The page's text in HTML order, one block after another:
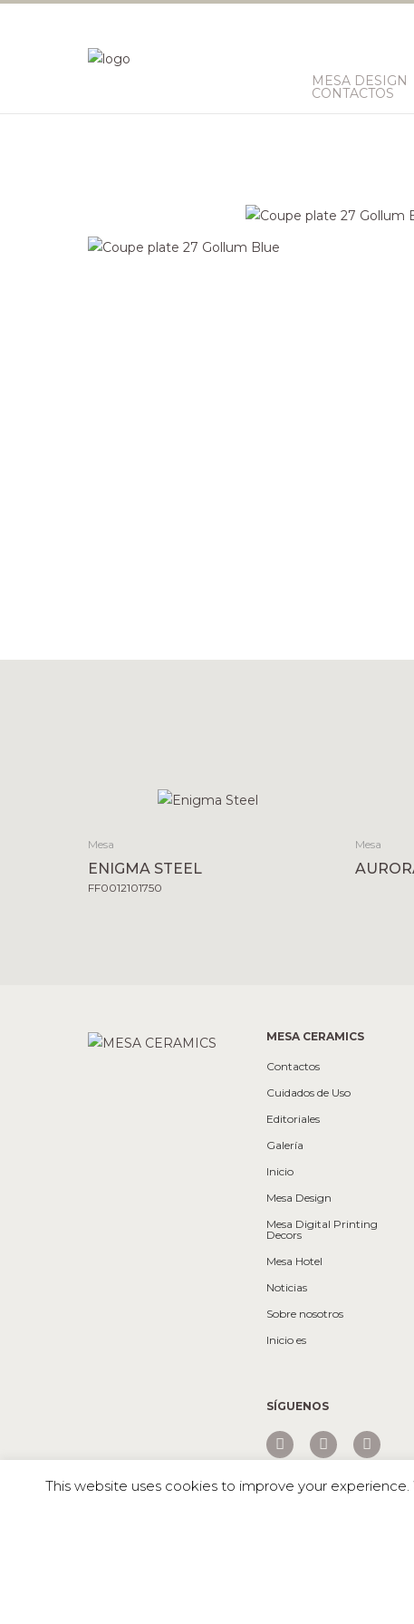
MESA DESIGN
CONTACTOS
Mesa
ENIGMA STEEL
FF0012101750
Mesa
MESA CERAMICS
Contactos
Cuidados de Uso
Editoriales
Galería
Inicio
Mesa Design
Mesa Digital Printing
Decors
Mesa Hotel
Noticias
Sobre nosotros
Inicio es
SÍGUENOS
This website uses cookies to improve your